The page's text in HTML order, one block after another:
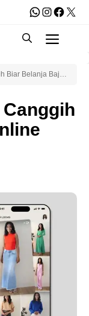
WhatsApp
X
Biar Belanja Baju